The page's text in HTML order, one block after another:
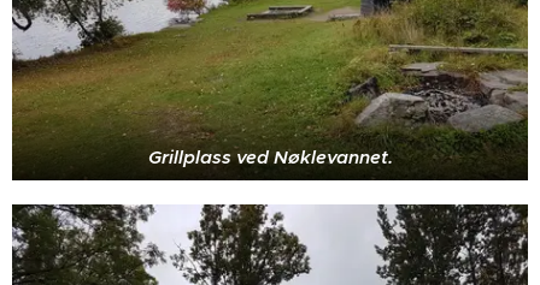
Grillplass ved Nøklevannet.